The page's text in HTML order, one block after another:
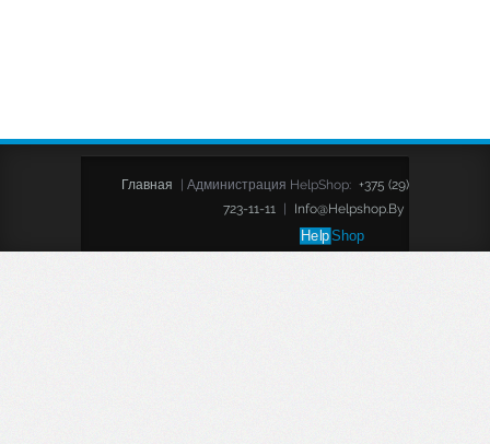
Главная | Администрация HelpShop: +375 (29)
723-11-11
| Info@helpshop.by